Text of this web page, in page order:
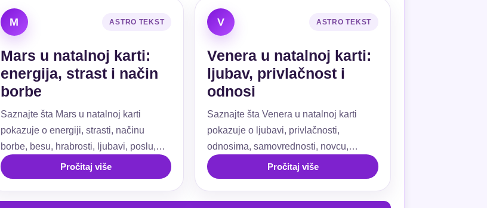
M ASTRO TEKST
Mars u natalnoj karti:
energija, strast i način
borbe
Saznajte šta Mars u natalnoj karti
pokazuje o energiji, strasti, načinu
borbe, besu, hrabrosti, ljubavi, poslu,
granicama i akciji.Pročitaj više
V ASTRO TEKST
Venera u natalnoj karti:
ljubav, privlačnost i
odnosi
Saznajte šta Venera u natalnoj karti
pokazuje o ljubavi, privlačnosti,
odnosima, samovrednosti, novcu,
uživanju, kućama i aspektima.
Pročitaj više